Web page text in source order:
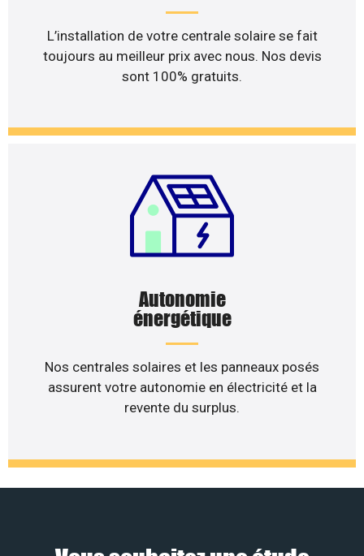
L’installation de votre centrale solaire se fait
toujours au meilleur prix avec nous. Nos devis
sont 100% gratuits.
Autonomie
énergétique
Nos centrales solaires et les panneaux posés
assurent votre autonomie en électricité et la
revente du surplus.